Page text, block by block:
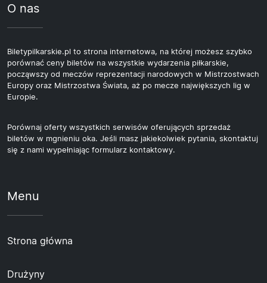
O nas
Biletypilkarskie.pl to strona internetowa, na której możesz szybko
porównać ceny biletów na wszystkie wydarzenia piłkarskie,
począwszy od meczów reprezentacji narodowych w Mistrzostwach
Europy oraz Mistrzostwa Świata, aż po mecze największych lig w
Europie.
Porównaj oferty wszystkich serwisów oferujących sprzedaż
biletów w mgnieniu oka. Jeśli masz jakiekolwiek pytania, skontaktuj
się z nami wypełniając formularz kontaktowy.
Menu
Strona główna
Drużyny